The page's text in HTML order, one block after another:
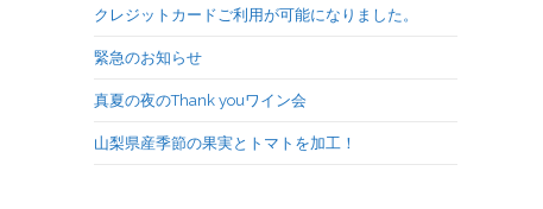
クレジットカードご利用が可能になりました。
緊急のお知らせ
真夏の夜のThank youワイン会
山梨県産季節の果実とトマトを加工！